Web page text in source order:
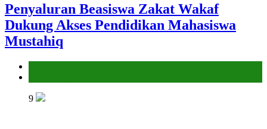
Penyaluran Beasiswa Zakat Wakaf
Dukung Akses Pendidikan Mahasiswa
Mustahiq
9